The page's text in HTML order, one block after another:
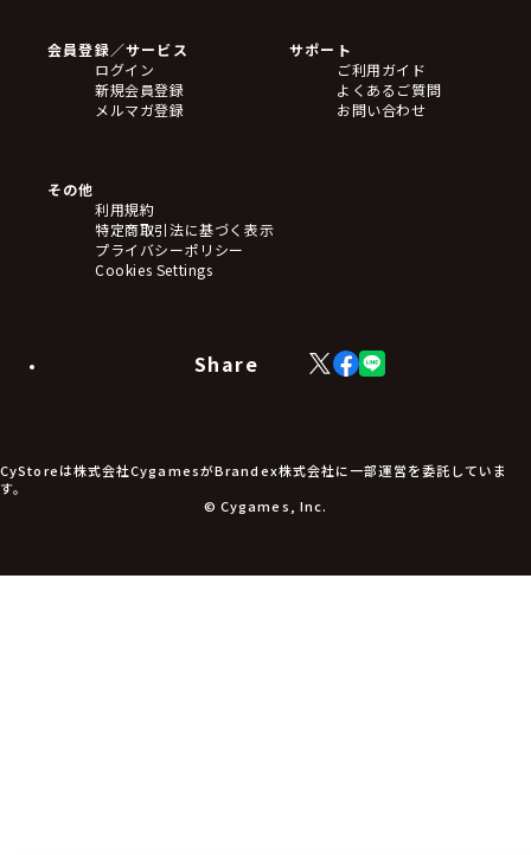
フィギュア
アクリルスタンド
バッジ
キーホルダー・ストラップ
ステッカー・シール・カード
タペストリー・ポスター
アームサポーター
ブレードホルダー
食品・飲料品
アパレル小物
アクセサリー
会員登録／サービス
ログイン
新規会員登録
メルマガ登録
サポート
ご利用ガイド
よくあるご質問
お問い合わせ
その他
利用規約
特定商取引法に基づく表示
プライバシーポリシー
Cookies Settings
Share
X
(Twitter)
Facebook
LINE
CyStoreは株式会社CygamesがBrandex株式会社に一部運営を委託していま
す。
© Cygames, Inc.